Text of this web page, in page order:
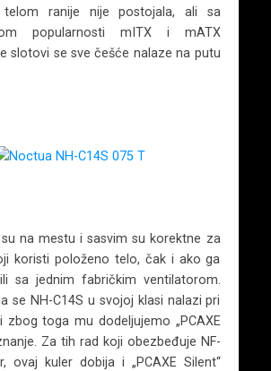
telom ranije nije postojala, ali sa
popularnosti mITX i mATX
slotovi se sve češće nalaze na putu
na mestu i sasvim su korektne za
koristi položeno telo, čak i ako ga
sa jednim fabričkim ventilatorom.
se NH-C14S u svojoj klasi nalazi pri
zbog toga mu dodeljujemo „PCAXE
Za tih rad koji obezbeđuje NF-
ovaj kuler dobija i „PCAXE Silent“